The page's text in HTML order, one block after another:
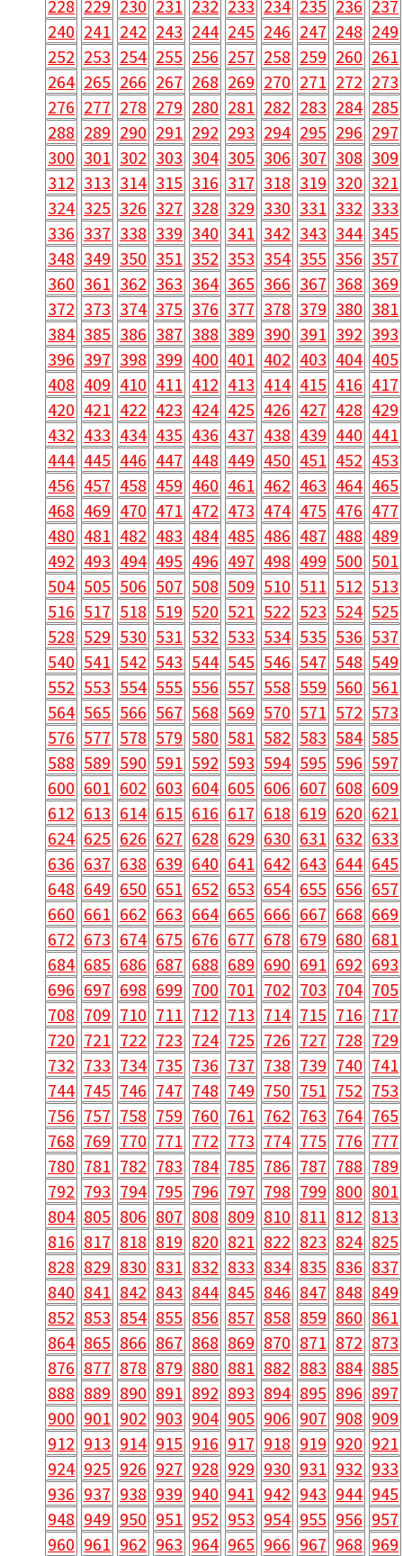
228 229 230 231 232 233 234 235 236 237
240 241 242 243 244 245 246 247 248 249
252 253 254 255 256 257 258 259 260 261
264 265 266 267 268 269 270 271 272 273
276 277 278 279 280 281 282 283 284 285
288 289 290 291 292 293 294 295 296 297
300 301 302 303 304 305 306 307 308 309
312 313 314 315 316 317 318 319 320 321
324 325 326 327 328 329 330 331 332 333
336 337 338 339 340 341 342 343 344 345
348 349 350 351 352 353 354 355 356 357
360 361 362 363 364 365 366 367 368 369
372 373 374 375 376 377 378 379 380 381
384 385 386 387 388 389 390 391 392 393
396 397 398 399 400 401 402 403 404 405
408 409 410 411 412 413 414 415 416 417
420 421 422 423 424 425 426 427 428 429
432 433 434 435 436 437 438 439 440 441
444 445 446 447 448 449 450 451 452 453
456 457 458 459 460 461 462 463 464 465
468 469 470 471 472 473 474 475 476 477
480 481 482 483 484 485 486 487 488 489
492 493 494 495 496 497 498 499 500 501
504 505 506 507 508 509 510 511 512 513
516 517 518 519 520 521 522 523 524 525
528 529 530 531 532 533 534 535 536 537
540 541 542 543 544 545 546 547 548 549
552 553 554 555 556 557 558 559 560 561
564 565 566 567 568 569 570 571 572 573
576 577 578 579 580 581 582 583 584 585
588 589 590 591 592 593 594 595 596 597
600 601 602 603 604 605 606 607 608 609
612 613 614 615 616 617 618 619 620 621
624 625 626 627 628 629 630 631 632 633
636 637 638 639 640 641 642 643 644 645
648 649 650 651 652 653 654 655 656 657
660 661 662 663 664 665 666 667 668 669
672 673 674 675 676 677 678 679 680 681
684 685 686 687 688 689 690 691 692 693
696 697 698 699 700 701 702 703 704 705
708 709 710 711 712 713 714 715 716 717
720 721 722 723 724 725 726 727 728 729
732 733 734 735 736 737 738 739 740 741
744 745 746 747 748 749 750 751 752 753
756 757 758 759 760 761 762 763 764 765
768 769 770 771 772 773 774 775 776 777
780 781 782 783 784 785 786 787 788 789
792 793 794 795 796 797 798 799 800 801
804 805 806 807 808 809 810 811 812 813
816 817 818 819 820 821 822 823 824 825
828 829 830 831 832 833 834 835 836 837
840 841 842 843 844 845 846 847 848 849
852 853 854 855 856 857 858 859 860 861
864 865 866 867 868 869 870 871 872 873
876 877 878 879 880 881 882 883 884 885
888 889 890 891 892 893 894 895 896 897
900 901 902 903 904 905 906 907 908 909
912 913 914 915 916 917 918 919 920 921
924 925 926 927 928 929 930 931 932 933
936 937 938 939 940 941 942 943 944 945
948 949 950 951 952 953 954 955 956 957
960 961 962 963 964 965 966 967 968 969